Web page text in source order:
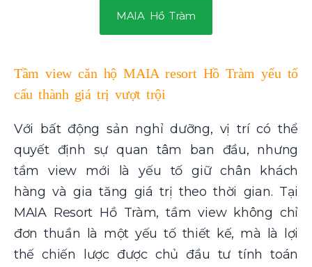
MAIA Hồ Tràm
Tầm view căn hộ MAIA resort Hồ Tràm yếu tố
cấu thành giá trị vượt trội
Với bất động sản nghỉ dưỡng, vị trí có thể
quyết định sự quan tâm ban đầu, nhưng
tầm view mới là yếu tố giữ chân khách
hàng và gia tăng giá trị theo thời gian. Tại
MAIA Resort Hồ Tràm, tầm view không chỉ
đơn thuần là một yếu tố thiết kế, mà là lợi
thế chiến lược được chủ đầu tư tính toán